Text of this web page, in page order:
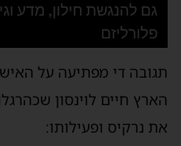
תגובה די מפתיעה על
הארץ חיים לוינסון
את נרקיס ופעילותו: